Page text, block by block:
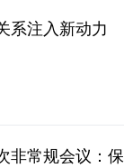
系注入新动力
非常规会议：保